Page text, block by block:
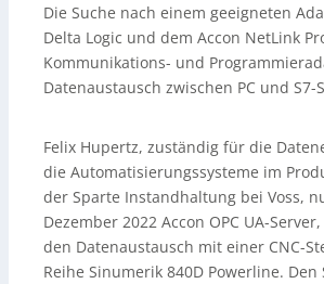
Die Suche nach einem geeigneten
Delta Logic und dem Accon NetLink
Kommunikations- und
Datenaustausch zwischen PC und S7-
Felix Hupertz, zuständig für die
die Automatisierungssysteme im
der Sparte Instandhaltung bei Voss,
Dezember 2022 Accon OPC UA-
den Datenaustausch mit einer CNC-
Reihe Sinumerik 840D Powerline.